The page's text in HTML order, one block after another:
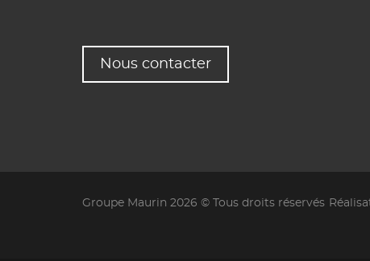
Nous contacter
Groupe Maurin 2026 © Tous droits réservés